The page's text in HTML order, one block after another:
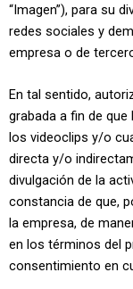
“Imagen”), para su
redes sociales y
empresa o de
En tal sentido,
grabada a fin de
los videoclips y/o
directa y/o
divulgación de la
constancia de que,
la empresa, de
en los términos del
consentimiento en